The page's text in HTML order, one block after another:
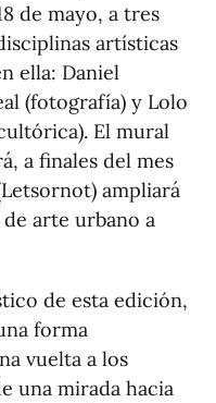
de mayo, a tres
artísticas
ella: Daniel
(fotografía) y Lolo
El mural
a finales del mes
ampliará
arte urbano a
de esta edición,
forma
vuelta a los
una mirada hacia